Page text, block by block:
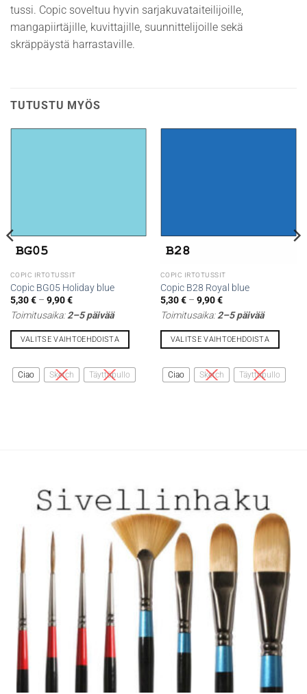
tussi. Copic soveltuu hyvin sarjakuvataiteilijoille,
mangapiirtäjille, kuvittajille, suunnittelijoille sekä
skräppäystä harrastaville.
TUTUSTU MYÖS
COPIC IRTOTUSSIT
Copic BG05 Holiday blue
5,30€ – 9,90€Hintaluokka:
-
Toimitusaika:2–5 päivää
VALITSE VAIHTOEHDOISTA
tuotteella
on
Ciao Sketch Täyttöpullo
COPIC IRTOTUSSIT
Copic B28 Royal blue
5,30€ – 9,90€Hintaluokka:
-
Toimitusaika:2–5 päivää
VALITSE VAIHTOEHDOISTA
tuotteella
on
Ciao Sketch Täyttöpullo